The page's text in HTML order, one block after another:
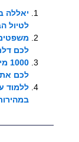
יאללה
לטיול
לכם
לכם
ללמוד